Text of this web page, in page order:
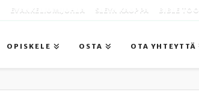
EVANKELIUMIJUHLA SLEYN KAUPPA BIBLE
OPISKELE OSTA OTA YHTEYTTÄ